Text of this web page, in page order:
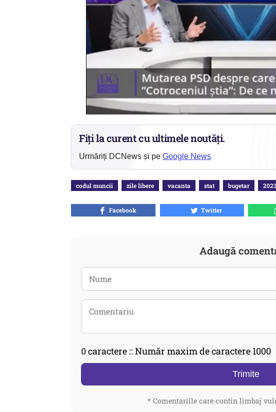
Fiți la curent cu ultimele noutăți.
Urmăriți DCNews și pe Google News
codul muncii zile libere vacanta stat bugetar 2023
Facebook Twitter
Adaugă
0caractere :: Număr maxim de caractere 1000
Trimite
* Comentariile care contin limbaj